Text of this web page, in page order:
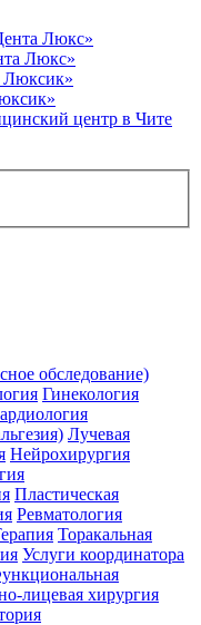
Люкс»
обследование)
Гинекология
Лучевая
Нейрохирургия
Пластическая
Ревматология
Торакальная
Услуги координатора
лицевая хирургия